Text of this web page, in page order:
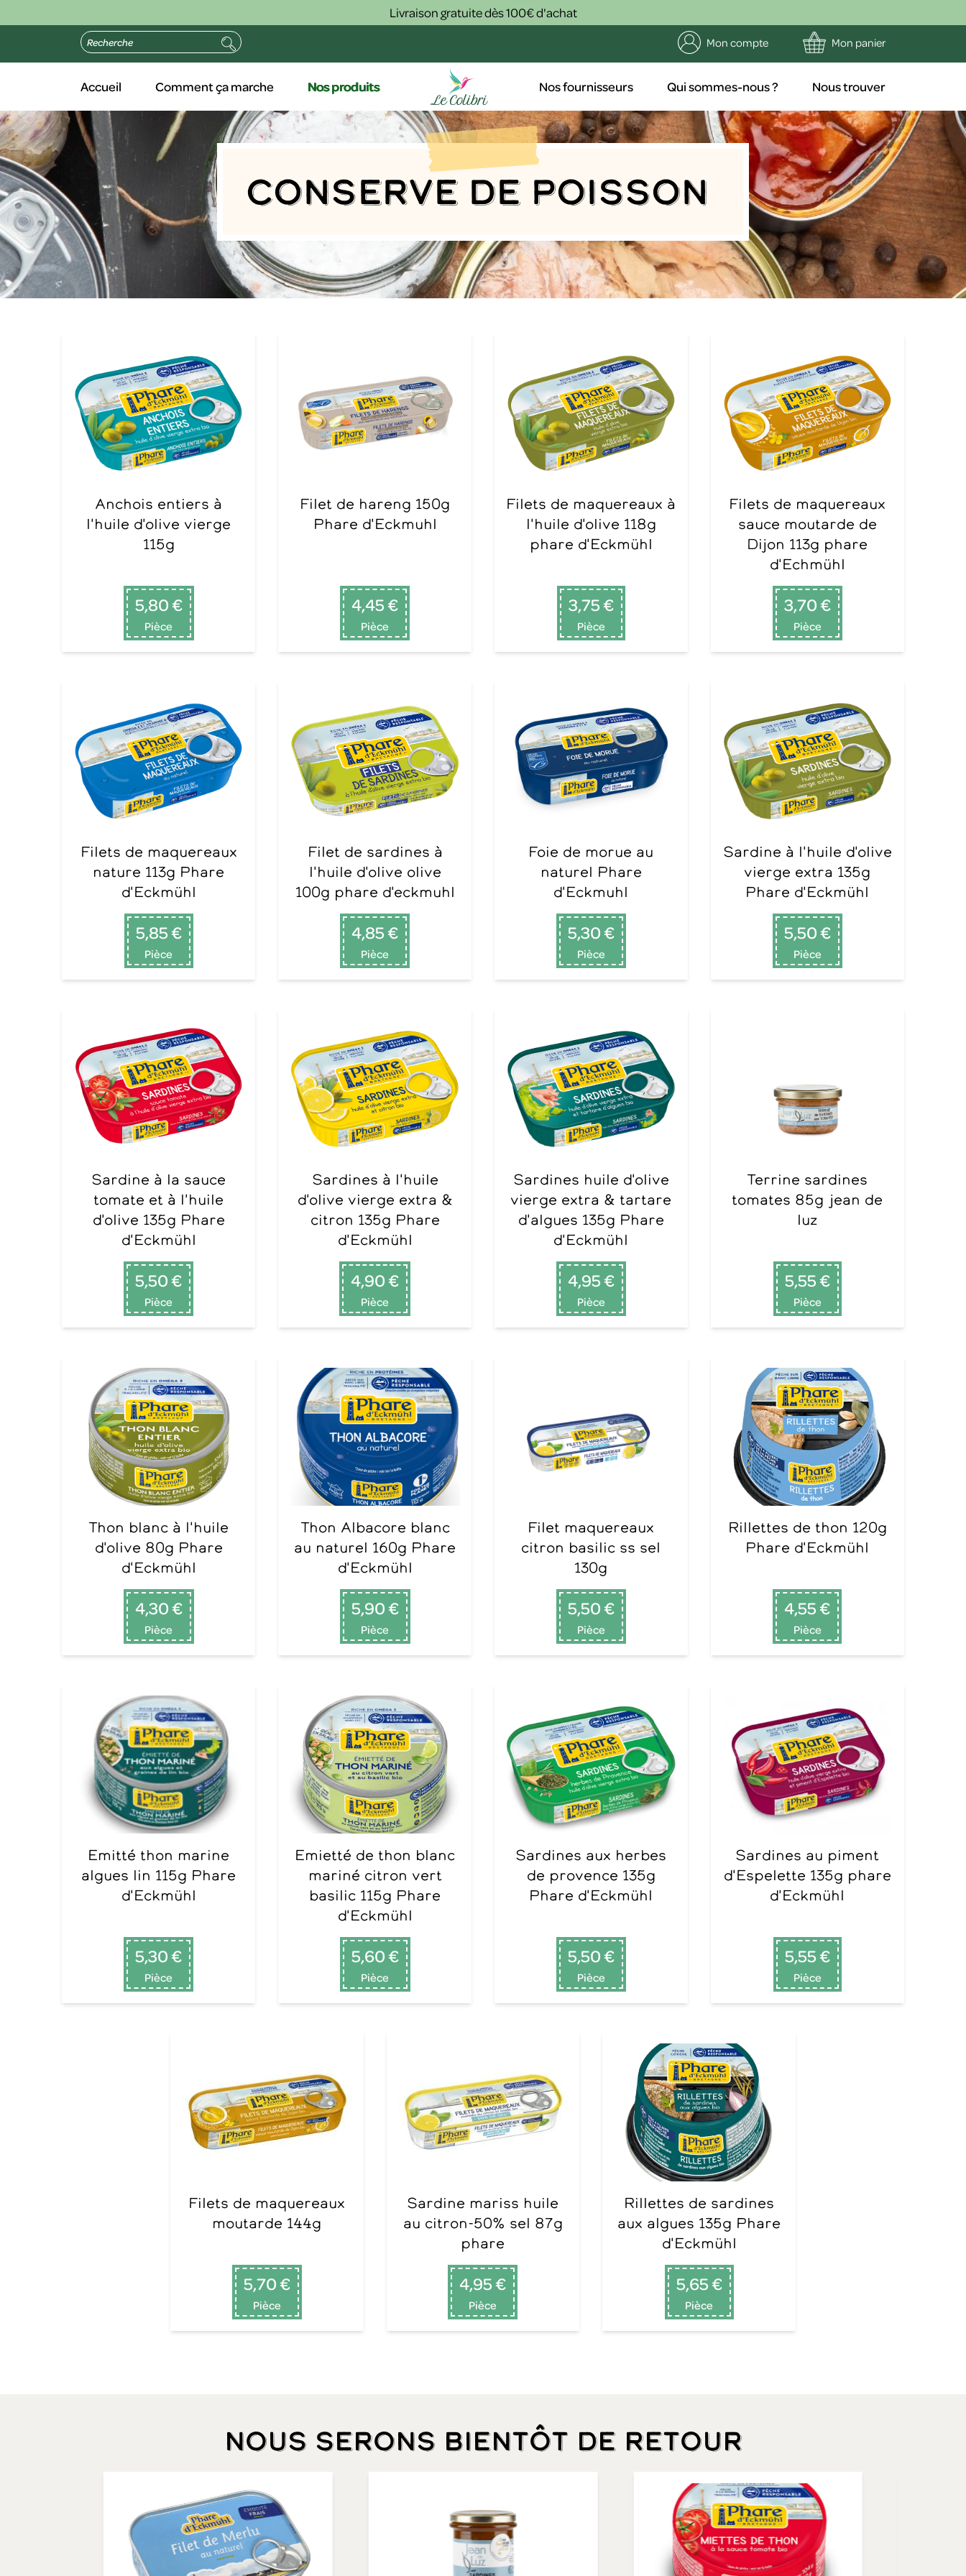
Livraison gratuite dès 100€ d'achat
Mon compte Mon panier
Accueil Comment ça marche Nos produits Nos fournisseurs Qui sommes-nous ? Nous trouver
Conserve de poisson
Anchois entiers à
l'huile d'olive vierge
115g
5,80 €
Pièce
Filet de hareng 150g
Phare d'Eckmuhl
4,45 €
Pièce
Filets de maquereaux à
l'huile d'olive 118g
phare d'Eckmühl
3,75 €
Pièce
Filets de maquereaux
sauce moutarde de
Dijon 113g phare
d'Echmühl
3,70 €
Pièce
Filets de maquereaux
nature 113g Phare
d'Eckmühl
5,85 €
Pièce
Filet de sardines à
l'huile d'olive olive
100g phare d'eckmuhl
4,85 €
Pièce
Foie de morue au
naturel Phare
d'Eckmuhl
5,30 €
Pièce
Sardine à l'huile d'olive
vierge extra 135g
Phare d'Eckmühl
5,50 €
Pièce
Sardine à la sauce
tomate et à l'huile
d'olive 135g Phare
d'Eckmühl
5,50 €
Pièce
Sardines à l'huile
d'olive vierge extra &
citron 135g Phare
d'Eckmühl
4,90 €
Pièce
Sardines huile d'olive
vierge extra & tartare
d'algues 135g Phare
d'Eckmühl
4,95 €
Pièce
Terrine sardines
tomates 85g jean de
luz
5,55 €
Pièce
Thon blanc à l'huile
d'olive 80g Phare
d'Eckmühl
4,30 €
Pièce
Thon Albacore blanc
au naturel 160g Phare
d'Eckmühl
5,90 €
Pièce
Filet maquereaux
citron basilic ss sel
130g
5,50 €
Pièce
Rillettes de thon 120g
Phare d'Eckmühl
4,55 €
Pièce
Emitté thon marine
algues lin 115g Phare
d'Eckmühl
5,30 €
Pièce
Emietté de thon blanc
mariné citron vert
basilic 115g Phare
d'Eckmühl
5,60 €
Pièce
Sardines aux herbes
de provence 135g
Phare d'Eckmühl
5,50 €
Pièce
Sardines au piment
d'Espelette 135g phare
d'Eckmühl
5,55 €
Pièce
Filets de maquereaux
moutarde 144g
5,70 €
Pièce
Sardine mariss huile
au citron-50% sel 87g
phare
4,95 €
Pièce
Rillettes de sardines
aux algues 135g Phare
d'Eckmühl
5,65 €
Pièce
Nous serons bientôt de retour